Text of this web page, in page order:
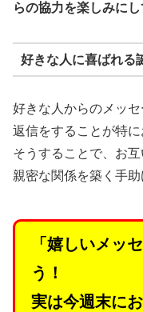
らの協力を楽しみにし
好きな人に喜ばれる
好きな人からのメッ
返信をすることが特に
そうすることで、お
親密な関係を築く手助
「嬉しいメッ
う！
実は今週末に